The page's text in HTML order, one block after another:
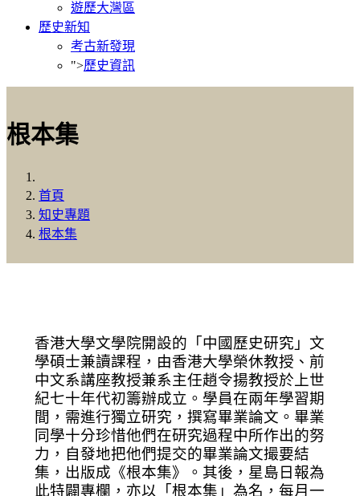
遊歷大灣區
歷史新知
考古新發現
">歷史資訊
根本集
首頁
知史專題
根本集
香港大學文學院開設的「中國歷史研究」文
學碩士兼讀課程，由香港大學榮休教授、前
中文系講座教授兼系主任趙令揚教授於上世
紀七十年代初籌辦成立。學員在兩年學習期
間，需進行獨立研究，撰寫畢業論文。畢業
同學十分珍惜他們在研究過程中所作出的努
力，自發地把他們提交的畢業論文撮要結
集，出版成《根本集》。其後，星島日報為
此特闢專欄，亦以「根本集」為名，每月一